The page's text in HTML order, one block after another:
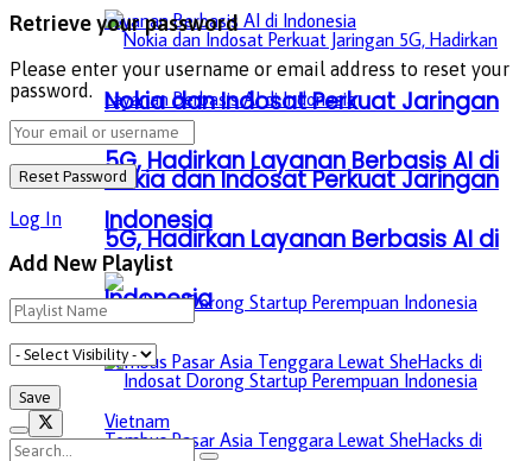
Nokia dan Indosat Perkuat Jaringan
5G, Hadirkan Layanan Berbasis AI di
Indonesia
Nokia dan Indosat Perkuat Jaringan
5G, Hadirkan Layanan Berbasis AI di
Indonesia
Retrieve your password
Please enter your username or email address to reset your
password.
Log In
Add New Playlist